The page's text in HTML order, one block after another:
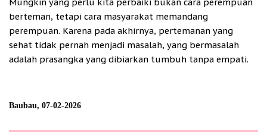
berteman, tetapi cara masyarakat memandang
perempuan. Karena pada akhirnya, pertemanan yang
sehat tidak pernah menjadi masalah, yang bermasalah
adalah prasangka yang dibiarkan tumbuh tanpa empati.
Baubau, 07-02-2026